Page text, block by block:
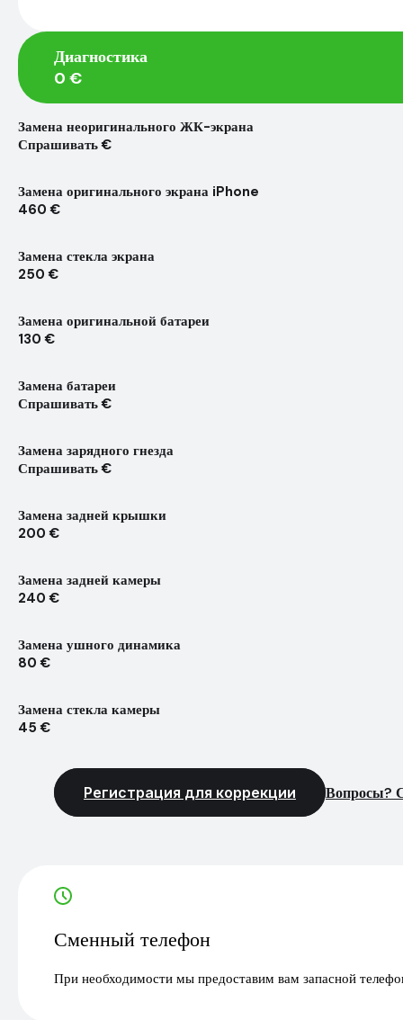
Диагностика
0 €
Замена неоригинального ЖК-экрана
Спрашивать €
Замена оригинального экрана iPhone
460 €
Замена стекла экрана
250 €
Замена оригинальной батареи
130 €
Замена батареи
Спрашивать €
Замена зарядного гнезда
Спрашивать €
Замена задней крышки
200 €
Замена задней камеры
240 €
Замена ушного динамика
80 €
Замена стекла камеры
45 €
Регистрация для коррекции Вопросы?
Сменный телефон
При необходимости мы предоставим вам запасной